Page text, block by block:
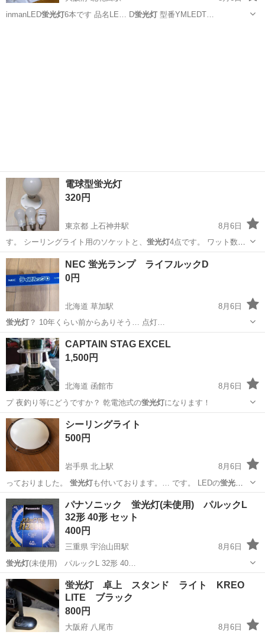
inmanLED蛍光灯6本です 品名LE… D蛍光灯型番YMLEDT…
電球型蛍光灯
320円
東京都 上石神井駅
8月6日
す。 シーリングライト用のソケットと、 蛍光灯4点です。 ワット数は
小さいので、それ…
東京 練馬区 上石神井駅 照明器具
NEC 蛍光ランプ ライフルックD
0円
北海道 草加駅
8月6日
蛍光灯？ 10年くらい前からありそう… 点灯…
北海道 旭川市
CAPTAIN STAG EXCEL
1,500円
北海道 函館市
8月6日
プ 夜釣り等にどうですか？ 乾電池式の蛍光灯になります！
北海道 函館市 キッチン家電
シーリングライト
500円
岩手県 北上駅
8月6日
っておりました。 蛍光灯 も付いております。… です。 LEDの蛍光灯
もワット数が合えば… ます。今付いている蛍光灯も使える状態です
が… たい場合はLEDの 蛍光灯に変えられます。 …
岩手 北上市 北上駅 照明器具
パナソニック 蛍光灯(未使用) パルックL
32形 40形 セット
400円
三重県 宇治山田駅
8月6日
蛍光灯
(未使用) パルックL 32形 40…
三重 伊勢市 宇治山田駅 生活家電 蛍光灯
蛍光灯 卓上 スタンド ライト KREO
LITE ブラック
800円
大阪府 八尾市
8月6日